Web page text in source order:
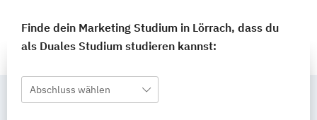
Finde dein Marketing Studium in Lörrach, dass du
als Duales Studium studieren kannst:
Abschluss wählen